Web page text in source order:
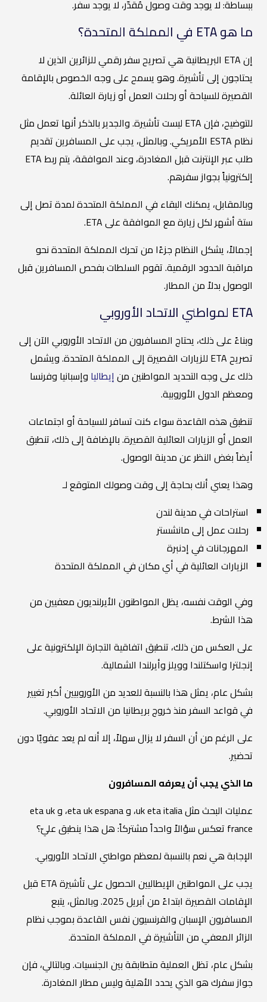
ببساطة: لا يوجد وقت وصول مُقدّر، لا يوجد سفر.
ما هو ETA في المملكة المتحدة؟
إن ETA البريطانية هي تصريح سفر رقمي للزائرين الذين لا
يحتاجون إلى تأشيرة. وهو يسمح على وجه الخصوص بالإقامة
القصيرة للسياحة أو رحلات العمل أو زيارة العائلة.
للتوضيح، فإن ETA ليست تأشيرة. والجدير بالذكر أنها تعمل مثل
نظام ESTA الأمريكي. وبالمثل، يجب على المسافرين تقديم
طلب عبر الإنترنت قبل المغادرة، وعند الموافقة، يتم ربط ETA
إلكترونياً بجواز سفرهم.
وبالمقابل، يمكنك البقاء في المملكة المتحدة لمدة تصل إلى
ستة أشهر لكل زيارة مع الموافقة على ETA.
إجمالاً، يشكل النظام جزءًا من تحرك المملكة المتحدة نحو
مراقبة الحدود الرقمية. تقوم السلطات بفحص المسافرين قبل
الوصول بدلاً من المطار.
ETA لمواطني الاتحاد الأوروبي
وبناءً على ذلك، يحتاج المسافرون من الاتحاد الأوروبي الآن إلى
تصريح ETA للزيارات القصيرة إلى المملكة المتحدة. ويشمل
ذلك على وجه التحديد المواطنين منإيطاليا وإسبانيا وفرنسا
ومعظم الدول الأوروبية.
تنطبق هذه القاعدة سواء كنت تسافر للسياحة أو اجتماعات
العمل أو الزيارات العائلية القصيرة. بالإضافة إلى ذلك، تنطبق
أيضاً بغض النظر عن مدينة الوصول.
وهذا يعني أنك بحاجة إلى وقت وصولك المتوقع لـ
استراحات في مدينة لندن
رحلات عمل إلى مانشستر
المهرجانات في إدنبرة
الزيارات العائلية في أي مكان في المملكة المتحدة
وفي الوقت نفسه، يظل المواطنون الأيرلنديون معفيين من
هذا الشرط.
على العكس من ذلك، تنطبق اتفاقية التجارة الإلكترونية على
إنجلترا واسكتلندا وويلز وأيرلندا الشمالية.
بشكل عام، يمثل هذا بالنسبة للعديد من الأوروبيين أكبر تغيير
في قواعد السفر منذ خروج بريطانيا من الاتحاد الأوروبي.
على الرغم من أن السفر لا يزال سهلاً، إلا أنه لم يعد عفويًا دون
تحضير.
ما الذي يجب أن يعرفه المسافرون
عمليات البحث مثلuk eta italia، وeta uk espana، وeta uk
france تعكس سؤالاً واحداً مشتركاً: هل هذا ينطبق عليّ؟
الإجابة هي نعم بالنسبة لمعظم مواطني الاتحاد الأوروبي.
يجب على المواطنين الإيطاليين الحصول على تأشيرة ETA قبل
الإقامات القصيرة ابتداءً من أبريل 2025. وبالمثل، يتبع
المسافرون الإسبان والفرنسيون نفس القاعدة بموجب نظام
الزائر المعفي من التأشيرة في المملكة المتحدة.
بشكل عام، تظل العملية متطابقة بين الجنسيات. وبالتالي، فإن
جواز سفرك هو الذي يحدد الأهلية وليس مطار المغادرة.